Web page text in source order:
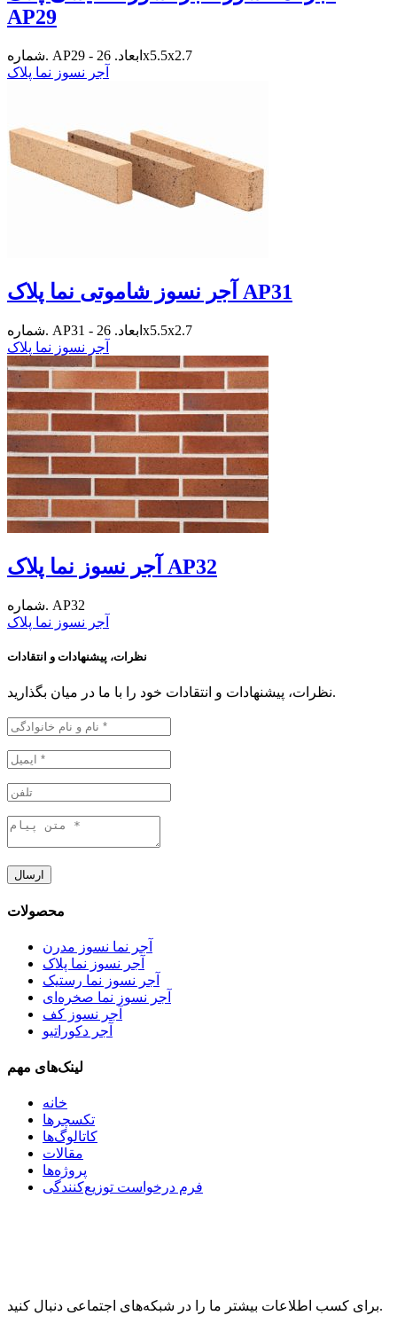
AP29
شماره. AP29 - ابعاد. 26x5.5x2.7
آجر نسوز نما پلاک
آجر نسوز شاموتی نما پلاک AP31
شماره. AP31 - ابعاد. 26x5.5x2.7
آجر نسوز نما پلاک
آجر نسوز نما پلاک AP32
شماره. AP32
آجر نسوز نما پلاک
نظرات، پیشنهادات و انتقادات
نظرات، پیشنهادات و انتقادات خود را با ما در میان بگذارید.
ارسال
محصولات
آجر نما نسوز مدرن
آجر نسوز نما پلاک
آجر نسوز نما رستیک
آجر نسوز نما صخره‌ای
آجر نسوز کف
آجر دکوراتیو
لینک‌های مهم
خانه
تکسچرها
کاتالوگ‌ها
مقالات
پروژه‌ها
فرم درخواست توزیع‌کنندگی
برای کسب اطلاعات بیشتر ما را در شبکه‌های اجتماعی دنبال کنید.